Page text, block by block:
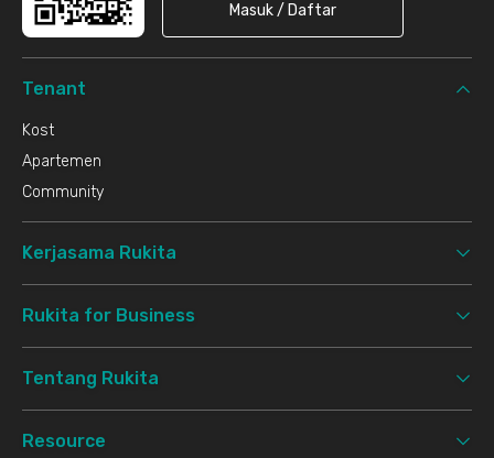
Masuk / Daftar
Tenant
Kost
Apartemen
Community
Kerjasama Rukita
Rukita for Business
Tentang Rukita
Resource